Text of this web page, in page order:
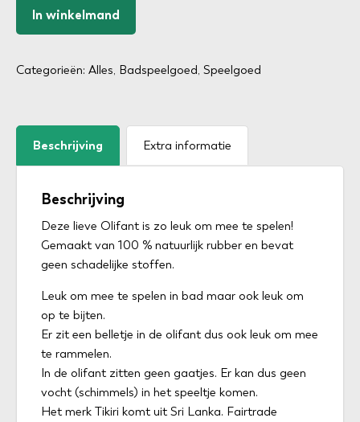
In winkelmand
Categorieën: Alles, Badspeelgoed, Speelgoed
Beschrijving Extra informatie
Beschrijving
Deze lieve Olifant is zo leuk om mee te spelen!
Gemaakt van 100 % natuurlijk rubber en bevat
geen schadelijke stoffen.
Leuk om mee te spelen in bad maar ook leuk om
op te bijten.
Er zit een belletje in de olifant dus ook leuk om mee
te rammelen.
In de olifant zitten geen gaatjes. Er kan dus geen
vocht (schimmels) in het speeltje komen.
Het merk Tikiri komt uit Sri Lanka. Fairtrade